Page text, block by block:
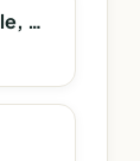
Club De Voile Anneville-Ambourville, Yville-Sur-Seine